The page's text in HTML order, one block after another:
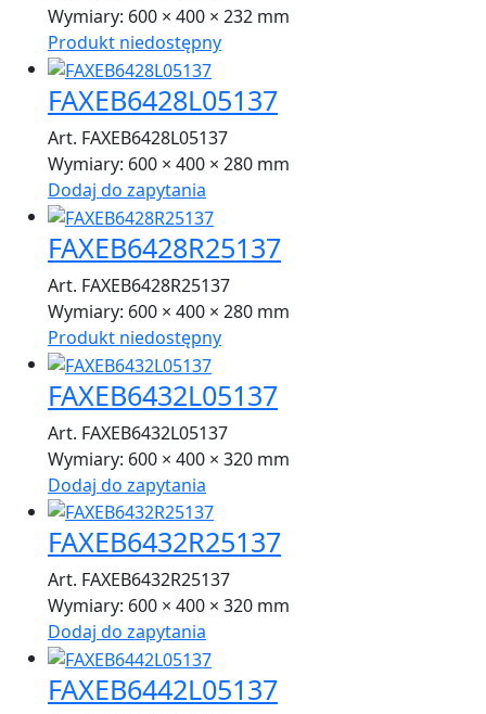
Wymiary: 600 × 400 × 232 mm
Produkt niedostępny
FAXEB6428L05137
Art. FAXEB6428L05137
Wymiary: 600 × 400 × 280 mm
Dodaj do zapytania
FAXEB6428R25137
Art. FAXEB6428R25137
Wymiary: 600 × 400 × 280 mm
Produkt niedostępny
FAXEB6432L05137
Art. FAXEB6432L05137
Wymiary: 600 × 400 × 320 mm
Dodaj do zapytania
FAXEB6432R25137
Art. FAXEB6432R25137
Wymiary: 600 × 400 × 320 mm
Dodaj do zapytania
FAXEB6442L05137